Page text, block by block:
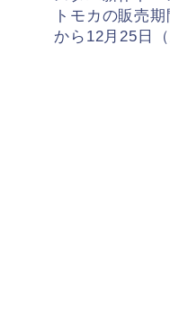
トモカの販売
から12月25日